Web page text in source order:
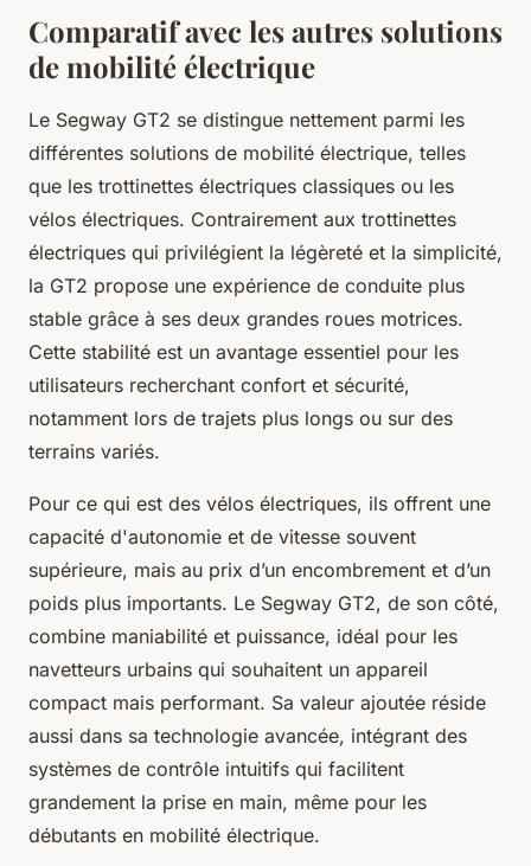
Comparatif avec les autres solutions
de mobilité électrique
Le Segway GT2 se distingue nettement parmi les
différentes solutions de mobilité électrique, telles
que les trottinettes électriques classiques ou les
vélos électriques. Contrairement aux trottinettes
électriques qui privilégient la légèreté et la simplicité,
la GT2 propose une expérience de conduite plus
stable grâce à ses deux grandes roues motrices.
Cette stabilité est un avantage essentiel pour les
utilisateurs recherchant confort et sécurité,
notamment lors de trajets plus longs ou sur des
terrains variés.
Pour ce qui est des vélos électriques, ils offrent une
capacité d'autonomie et de vitesse souvent
supérieure, mais au prix d’un encombrement et d’un
poids plus importants. Le Segway GT2, de son côté,
combine maniabilité et puissance, idéal pour les
navetteurs urbains qui souhaitent un appareil
compact mais performant. Sa valeur ajoutée réside
aussi dans sa technologie avancée, intégrant des
systèmes de contrôle intuitifs qui facilitent
grandement la prise en main, même pour les
débutants en mobilité électrique.